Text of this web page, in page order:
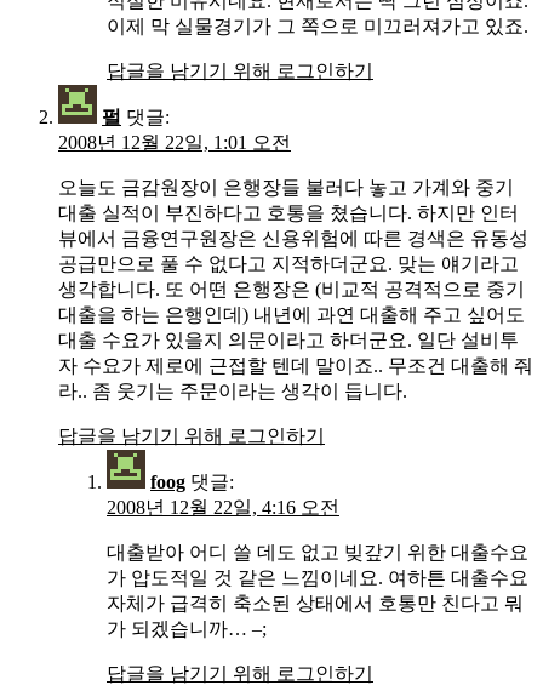
이제 막 실물경기가 그 쪽으로 미끄러져가고 있죠.
답글을 남기기 위해 로그인하기
펄 댓글:
2008년 12월 22일, 1:01 오전
오늘도 금감원장이 은행장들 불러다 놓고 가계와 중기
대출 실적이 부진하다고 호통을 쳤습니다. 하지만 인터
뷰에서 금융연구원장은 신용위험에 따른 경색은 유동성
공급만으로 풀 수 없다고 지적하더군요. 맞는 얘기라고
생각합니다. 또 어떤 은행장은 (비교적 공격적으로 중기
대출을 하는 은행인데) 내년에 과연 대출해 주고 싶어도
대출 수요가 있을지 의문이라고 하더군요. 일단 설비투
자 수요가 제로에 근접할 텐데 말이죠.. 무조건 대출해 줘
라.. 좀 웃기는 주문이라는 생각이 듭니다.
답글을 남기기 위해 로그인하기
foog 댓글:
2008년 12월 22일, 4:16 오전
대출받아 어디 쓸 데도 없고 빚갚기 위한 대출수요
가 압도적일 것 같은 느낌이네요. 여하튼 대출수요
자체가 급격히 축소된 상태에서 호통만 친다고 뭐
가 되겠습니까… –;
답글을 남기기 위해 로그인하기